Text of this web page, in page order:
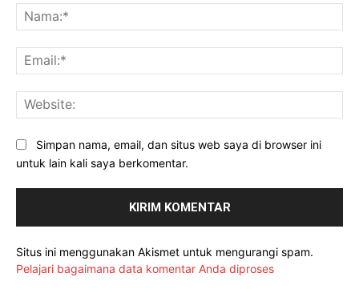
Simpan nama, email, dan situs web saya di browser ini
untuk lain kali saya berkomentar.
Situs ini menggunakan Akismet untuk mengurangi spam.
Pelajari bagaimana data komentar Anda diproses